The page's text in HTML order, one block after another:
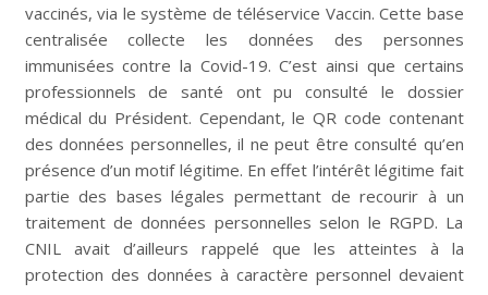
vaccinés, via le système de téléservice Vaccin. Cette base
centralisée collecte les données des personnes
immunisées contre la Covid-19. C’est ainsi que certains
professionnels de santé ont pu consulté le dossier
médical du Président. Cependant, le QR code contenant
des données personnelles, il ne peut être consulté qu’en
présence d’un motif légitime. En effet l’intérêt légitime fait
partie des bases légales permettant de recourir à un
traitement de données personnelles selon le RGPD. La
CNIL avait d’ailleurs rappelé que les atteintes à la
protection des données à caractère personnel devaient